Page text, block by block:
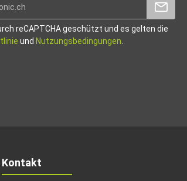
reCAPTCHA geschützt und es gelten die
und Nutzungsbedingungen
Kontakt